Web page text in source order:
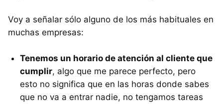
Voy a señalar sólo alguno de los más habituales en
muchas empresas:
Tenemos un horario de atención al cliente que
cumplir, algo que me parece perfecto, pero
esto no significa que en las horas donde sabes
que no va a entrar nadie, no tengamos tareas